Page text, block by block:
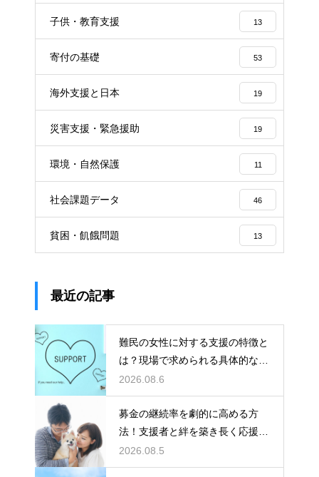
子供・教育支援 13
寄付の基礎 53
海外支援と日本 19
災害支援・緊急援助 19
環境・自然保護 11
社会課題データ 46
貧困・飢餓問題 13
最近の記事
難民の女性に対する支援の特徴と
は？現場で求められる具体的な行
動
2026.08.6
募金の継続率を劇的に高める方
法！支援者と絆を築き長く応援さ
れるコツ
2026.08.5